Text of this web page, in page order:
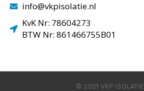
info@vkpisolatie.nl
KvK Nr: 78604273
BTW Nr: 861466755B01
© 2021 VKP ISOLATIE